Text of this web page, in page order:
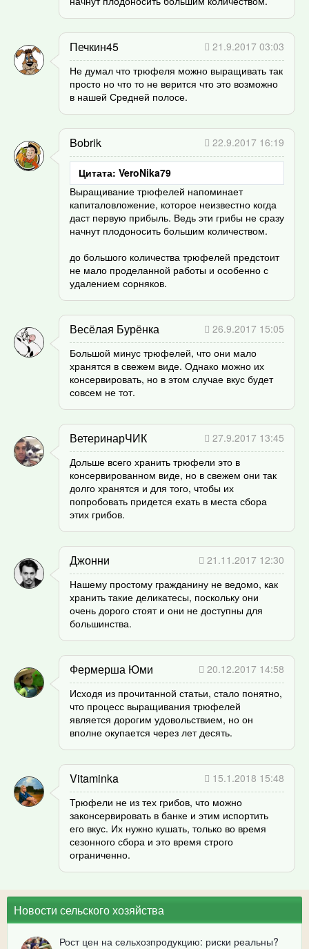
Печкин45
21.9.2017 03:03
Не думал что трюфеля можно выращивать так
просто но что то не верится что это возможно
в нашей Средней полосе.
Bobrik 22.9.2017 16:19
Цитата: VeroNika79
Выращивание трюфелей напоминает
капиталовложение, которое неизвестно когда
даст первую прибыль. Ведь эти грибы не сразу
начнут плодоносить большим количеством.
до большого количества трюфелей предстоит
не мало проделанной работы и особенно с
удалением сорняков.
Весёлая Бурёнка
26.9.2017 15:05
Большой минус трюфелей, что они мало
хранятся в свежем виде. Однако можно их
консервировать, но в этом случае вкус будет
совсем не тот.
ВетеринарЧИК
27.9.2017 13:45
Дольше всего хранить трюфели это в
консервированном виде, но в свежем они так
долго хранятся и для того, чтобы их
попробовать придется ехать в места сбора
этих грибов.
Джонни
21.11.2017 12:30
Нашему простому гражданину не ведомо, как
хранить такие деликатесы, поскольку они
очень дорого стоят и они не доступны для
большинства.
Фермерша Юми
20.12.2017 14:58
Исходя из прочитанной статьи, стало понятно,
что процесс выращивания трюфелей
является дорогим удовольствием, но он
вполне окупается через лет десять.
Vitaminka
15.1.2018 15:48
Трюфели не из тех грибов, что можно
законсервировать в банке и этим испортить
его вкус. Их нужно кушать, только во время
сезонного сбора и это время строго
ограниченно.
Новости сельского хозяйства
Рост цен на сельхозпродукцию: риски реальны?